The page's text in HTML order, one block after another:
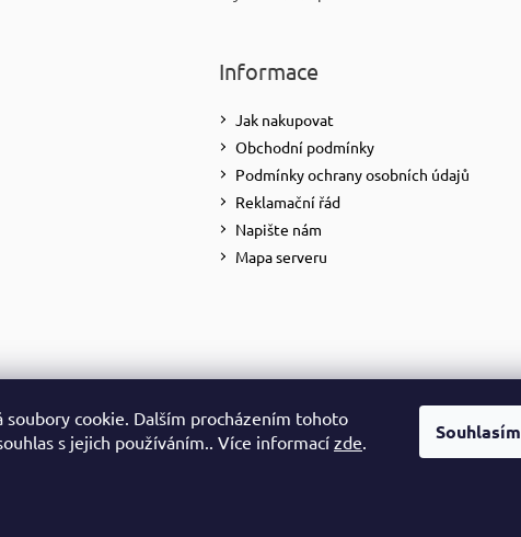
soubory cookie. Dalším procházením tohoto
s jejich používáním.. Více informacízde. Souhlasím
na Instagramu
Informace
Jak nakupovat
Obchodní podmínky
Podmínky ochrany osobních údajů
Reklamační řád
Napište nám
Mapa serveru